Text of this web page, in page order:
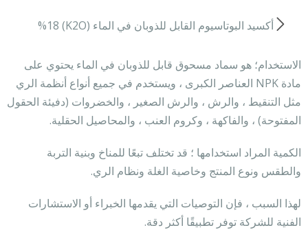
أكسيد البوتاسيوم القابل للذوبان في الماء (K2O) %18
الاستخدام؛ هو سماد مسحوق قابل للذوبان في الماء يحتوي على
مادة NPK العناصر الكبرى ، ويستخدم في جميع أنواع أنظمة الري
مثل التنقيط ، والرش ، والرش الصغير ، والخضروات (دفيئة الحقول
المفتوحة) ، والفاكهة ، وكروم العنب ، والمحاصيل الحقلية.
الكمية المراد استخدامها ؛ قد تختلف تبعًا للمناخ وبنية التربة
والطقس ونوع المنتج وخاصية الغلة ونظام الري.
لهذا السبب ، فإن التوصيات التي يقدمها الخبراء أو الاستشارات
الفنية للشركة توفر تطبيقًا أكثر دقة.